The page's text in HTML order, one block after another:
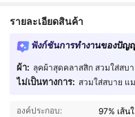
รายละเอียดสินค้า
ฟังก์ชันการทำงานของปัญ
ผ้า: ลุคผ้าสุดคลาสสิก สวมใส่สบ
ไม่เป็นทางการ: สวมใส่สบาย แ
องค์ประกอบ: 97% เส้น
4.76 301K ผู้ติด